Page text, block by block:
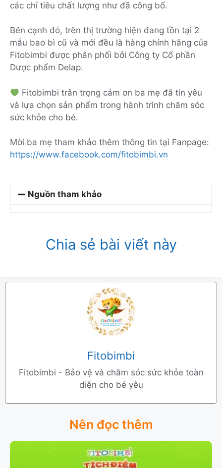
các chỉ tiêu chất lượng như đã công bố.
Bên cạnh đó, trên thị trường hiện đang tồn tại 2
mẫu bao bì cũ và mới đều là hàng chính hãng của
Fitobimbi được phân phối bởi Công ty Cổ phần
Dược phẩm Delap.
Fitobimbi trân trọng cảm ơn ba mẹ đã tin yêu
và lựa chọn sản phẩm trong hành trình chăm sóc
sức khỏe cho bé.
Mời ba mẹ tham khảo thêm thông tin tại Fanpage:
https://www.facebook.com/fitobimbi.vn
Nguồn tham khảo
Chia sẻ bài viết này
Fitobimbi
Fitobimbi - Bảo vệ và chăm sóc sức khỏe toàn
diện cho bé yêu
Nên đọc thêm